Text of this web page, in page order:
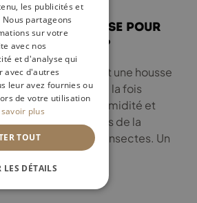
meilleure housse pour
de bébé ?
de protection, c’est une housse
Elle doit être à la fois
se prémunir de l’humidité et
? Protéger le matelas de la
et des petits insectes. Un
vaut le coup !
les publicités et
partageons
sur votre
avec nos
et d'analyse qui
avec d'autres
leur avez fournies ou
de votre utilisation
savoir plus
TOUT
LES DÉTAILS